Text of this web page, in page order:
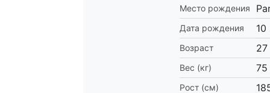
Место рождения
Дата рождения 10
Возраст 27
Вес (кг) 75
Рост (см)